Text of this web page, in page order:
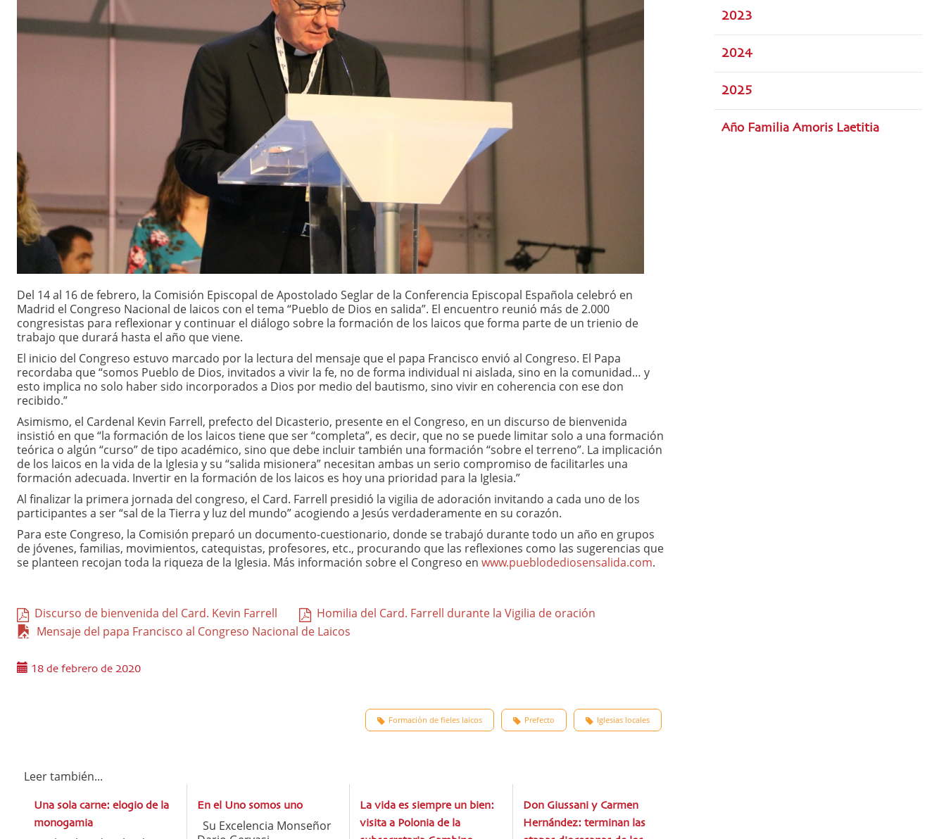
Del 14 al 16 de febrero, la Comisión Episcopal de Apostolado Seglar de la Conferencia Episcopal Española celebró en
Madrid el Congreso Nacional de laicos con el tema “Pueblo de Dios en salida”. El encuentro reunió más de 2.000
congresistas para reflexionar y continuar el diálogo sobre la formación de los laicos que forma parte de un trienio de
trabajo que durará hasta el año que viene.
El inicio del Congreso estuvo marcado por la lectura del mensaje que el papa Francisco envió al Congreso. El Papa
recordaba que “somos Pueblo de Dios, invitados a vivir la fe, no de forma individual ni aislada, sino en la comunidad… y
esto implica no solo haber sido incorporados a Dios por medio del bautismo, sino vivir en coherencia con ese don
recibido.”
Asimismo, el Cardenal Kevin Farrell, prefecto del Dicasterio, presente en el Congreso, en un discurso de bienvenida
insistió en que “la formación de los laicos tiene que ser “completa”, es decir, que no se puede limitar solo a una formación
teórica o algún “curso” de tipo académico, sino que debe incluir también una formación “sobre el terreno”. La implicación
de los laicos en la vida de la Iglesia y su “salida misionera” necesitan ambas un serio compromiso de facilitarles una
formación adecuada. Invertir en la formación de los laicos es hoy una prioridad para la Iglesia.”
Al finalizar la primera jornada del congreso, el Card. Farrell presidió la vigilia de adoración invitando a cada uno de los
participantes a ser “sal de la Tierra y luz del mundo” acogiendo a Jesús verdaderamente en su corazón.
Para este Congreso, la Comisión preparó un documento-cuestionario, donde se trabajó durante todo un año en grupos
de jóvenes, familias, movimientos, catequistas, profesores, etc., procurando que las reflexiones como las sugerencias que
se planteen recojan toda la riqueza de la Iglesia. Más información sobre el Congreso en www.pueblodediosensalida.com.
Discurso de bienvenida del Card. Kevin Farrell
Homilia del Card. Farrell durante la Vigilia de oración
Mensaje del papa Francisco al Congreso Nacional de Laicos
18 de febrero de 2020
Iglesias locales
Prefecto
Formación de fieles laicos
Leer también...
Una sola carne: elogio de la
monogamia
En el Uno somos uno
Su Excelencia Monseñor
La vida es siempre un bien:
visita a Polonia de la
Don Giussani y Carmen
Hernández: terminan las
2023
2024
2025
Año Familia Amoris Laetitia